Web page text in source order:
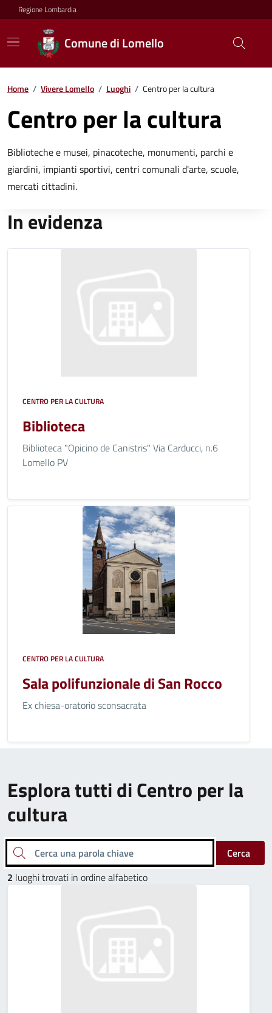
Regione Lombardia
Comune di Lomello
Home / Vivere Lomello / Luoghi / Centro per la cultura
Centro per la cultura
Biblioteche e musei, pinacoteche, monumenti, parchi e
giardini, impianti sportivi, centri comunali d'arte, scuole,
mercati cittadini.
In evidenza
CENTRO PER LA CULTURA
Biblioteca
Biblioteca "Opicino de Canistris" Via Carducci, n.6
Lomello PV
CENTRO PER LA CULTURA
Sala polifunzionale di San Rocco
Ex chiesa-oratorio sconsacrata
Esplora tutti di Centro per la
cultura
Cerca una parola chiave
Cerca
2 luoghi trovati in ordine alfabetico